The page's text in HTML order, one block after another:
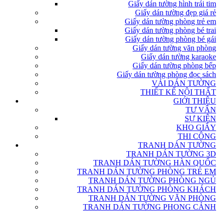
Giấy dán tường hình trái tim
Giấy dán tường đẹp giá rẻ
Giấy dán tường phòng trẻ em
Giấy dán tường phòng bé trai
Giấy dán tường phòng bé gái
Giấy dán tường văn phòng
Giấy dán tường karaoke
Giấy dán tường phòng bếp
Giấy dán tường phòng đọc sách
VẢI DÁN TƯỜNG
THIẾT KẾ NỘI THẤT
GIỚI THIỆU
TƯ VẤN
SỰ KIỆN
KHO GIẤY
THI CÔNG
TRANH DÁN TƯỜNG
TRANH DÁN TƯỜNG 3D
TRANH DÁN TƯỜNG HÀN QUỐC
TRANH DÁN TƯỜNG PHÒNG TRẺ EM
TRANH DÁN TƯỜNG PHÒNG NGỦ
TRANH DÁN TƯỜNG PHÒNG KHÁCH
TRANH DÁN TƯỜNG VĂN PHÒNG
TRANH DÁN TƯỜNG PHONG CẢNH